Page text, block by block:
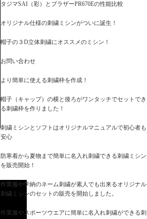
タジマSAI（彩）とブラザーPR670Eの性能比較
オリジナル仕様の刺繍ミシンがついに誕生！
帽子の３D立体刺繍にオススメのミシン！
お問い合わせ
より簡単に使える刺繍枠を作成！
帽子（キャップ）の横と後ろがワンタッチでセットでき
る刺繍枠を作りました！
刺繍ミシンとソフトはオリジナルマニュアルで初心者も
安心
防寒着から夏物まで簡単に名入れ刺繍できる刺繍ミシン
を販売開始！
作業服や学納のネーム刺繍が素人でも出来るオリジナル
刺繍ミシンのセットの販売を開始しました。
作業服やスポーツウエアに簡単に名入れ刺繍ができる刺